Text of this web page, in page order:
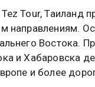
Tour, Таиланд
направлениям.
Востока.
и Хабаровска
и более